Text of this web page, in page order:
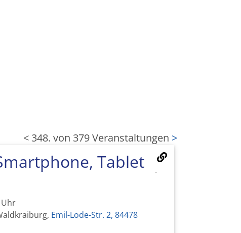
< 348. von 379 Veranstaltungen >
Tablet
Uhr
Emil-Lode-Str. 2, 84478